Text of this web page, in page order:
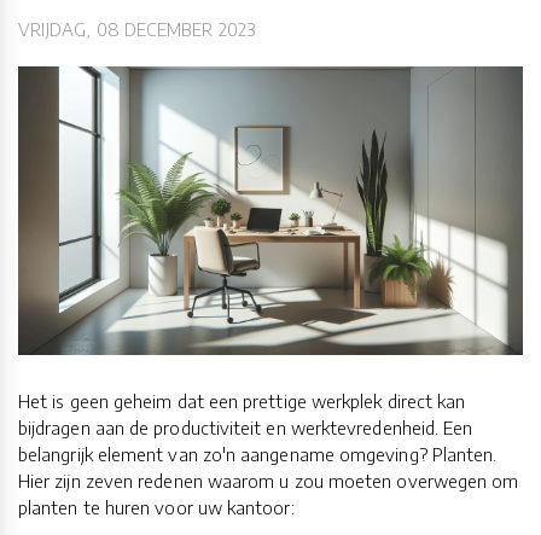
VRIJDAG, 08 DECEMBER 2023
Het is geen geheim dat een prettige werkplek direct kan
bijdragen aan de productiviteit en werktevredenheid. Een
belangrijk element van zo'n aangename omgeving? Planten.
Hier zijn zeven redenen waarom u zou moeten overwegen om
planten te huren voor uw kantoor: